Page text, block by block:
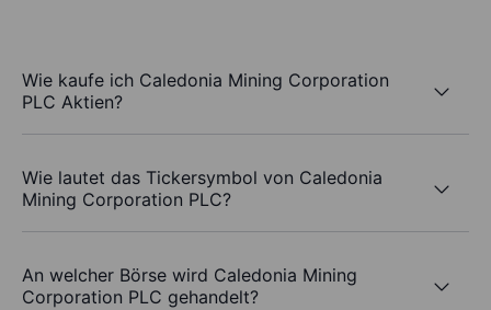
Wie kaufe ich Caledonia Mining Corporation
PLC Aktien?
Wie lautet das Tickersymbol von Caledonia
Mining Corporation PLC?
An welcher Börse wird Caledonia Mining
Corporation PLC gehandelt?